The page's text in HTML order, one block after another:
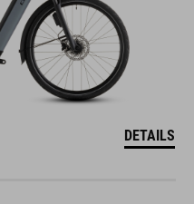
DETAILS